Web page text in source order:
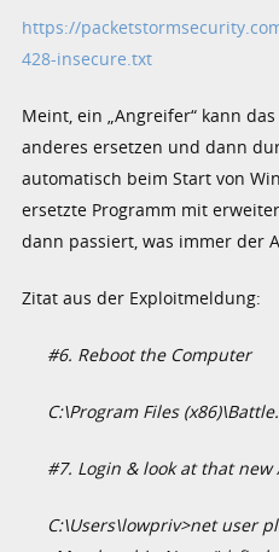
https://
428-insecure.txt
Meint, ein „Angreifer“ kann
anderes ersetzen und dann
automatisch beim Start von
ersetzte Programm mit
dann passiert, was immer der
Zitat aus der Exploitmeldung:
#6. Reboot the Computer
C:\Program Files
#7. Login & look at that new
C:\Users\lowpriv>net user